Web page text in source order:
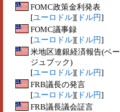
FOMC政策金利発表
[ユーロドル][ ドル円]
FOMC議事録
[ユーロドル][ ドル円]
米地区連銀経済報告(ベー
ジュブック)
[ユーロドル][ ドル円]
FRB議長の発言
[ユーロドル][ ドル円]
FRB議長議会証言